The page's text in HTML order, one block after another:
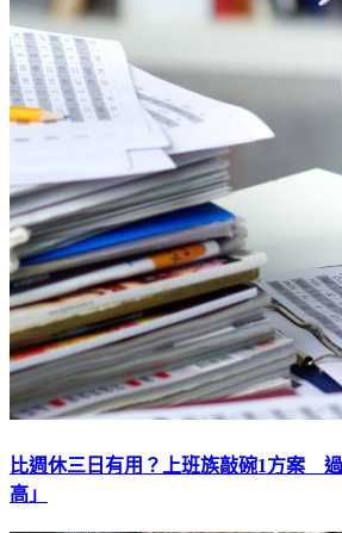
比週休三日有用？上班族敲碗1方案
高」